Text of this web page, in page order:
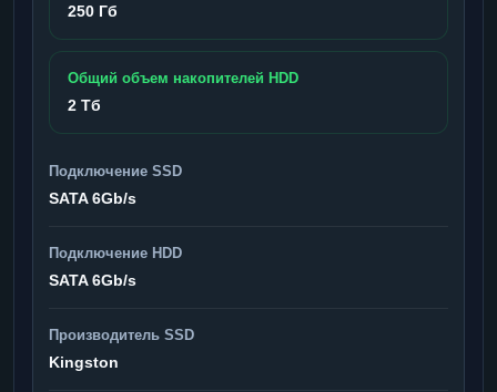
250 Гб
Общий объем накопителей HDD
2 Тб
Подключение SSD
SATA 6Gb/s
Подключение HDD
SATA 6Gb/s
Производитель SSD
Kingston